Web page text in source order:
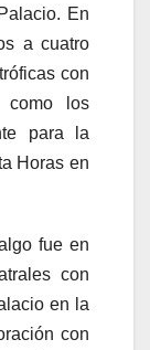
En
a cuatro
con
como los
para la
Horas en
fue en
con
en la
con